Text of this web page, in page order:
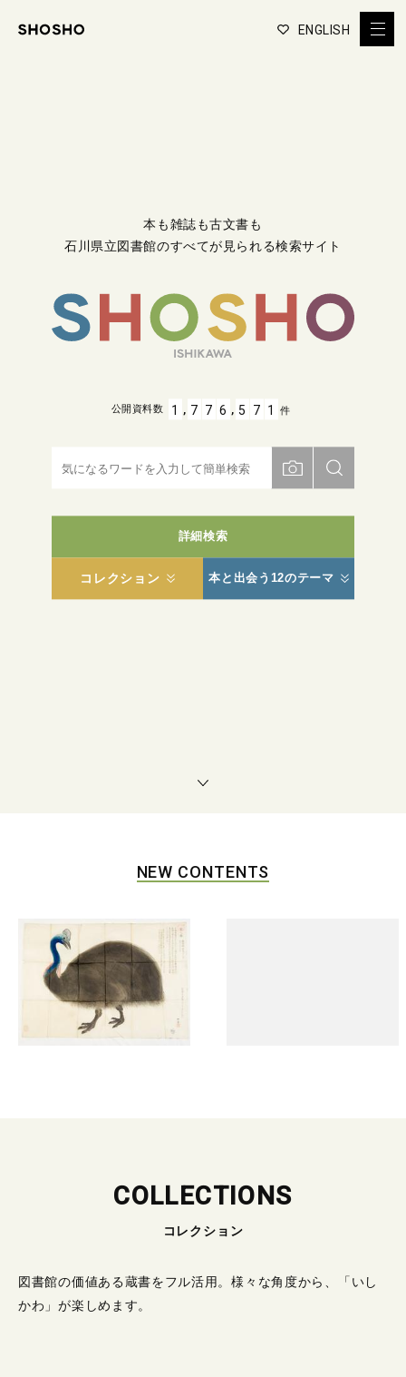
ENGLISH
本も雑誌も古文書も
石川県立図書館のすべてが見られる検索サイト
詳細検索
コレクション 本と出会う12のテーマ
公開資料数 1 , 7 7 6 , 5 7 1 件
NEW CONTENTS
COLLECTIONS
コレクション
図書館の価値ある蔵書をフル活用。様々な角度から、「いし
かわ」が楽しめます。